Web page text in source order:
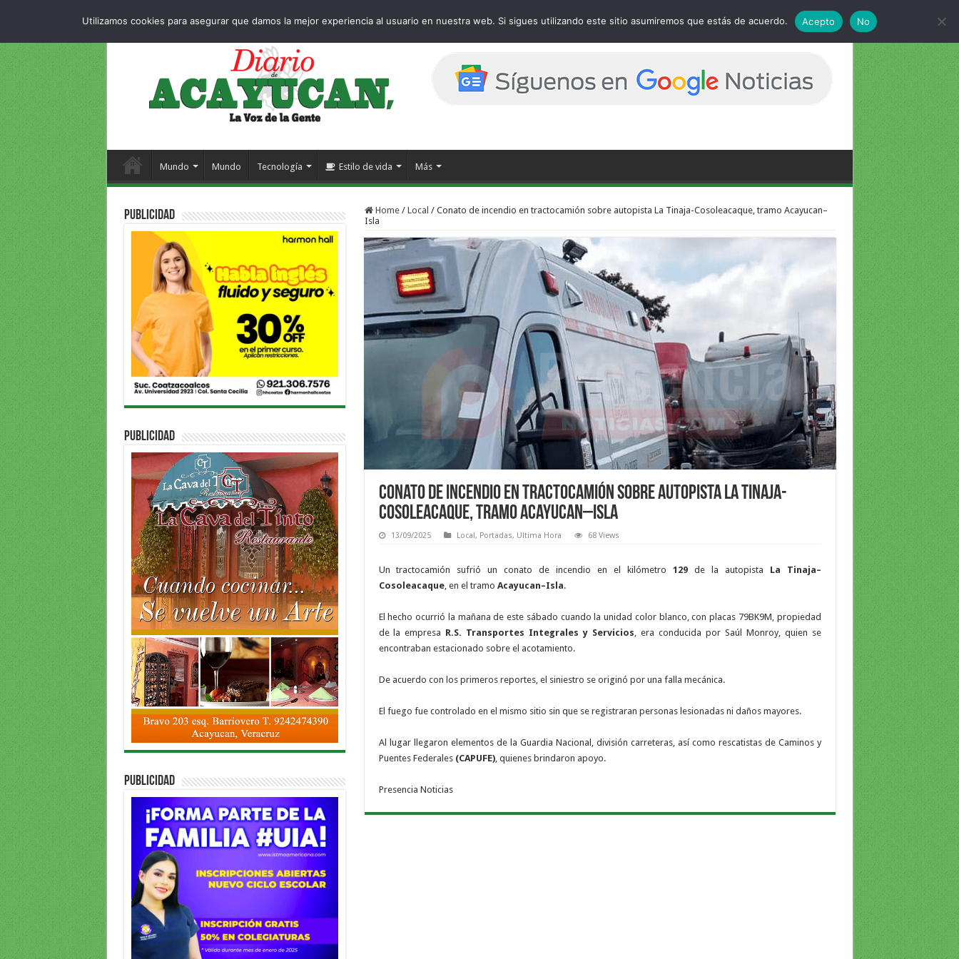
Mundo Mundo Tecnología Estilo de vida Más
Home / Local / Conato de incendio en tractocamión sobre autopista La Tinaja-Cosoleacaque, tramo Acayucan–
Isla
Conato de incendio en tractocamión sobre autopista La Tinaja-
Cosoleacaque, tramo Acayucan–Isla
13/09/2025 Local, Portadas, Ultima Hora 68 Views
Un tractocamión sufrió un conato de incendio en el kilómetro 129de la autopista La Tinaja–
Cosoleacaque, en el tramo Acayucan–Isla.
El hecho ocurrió la mañana de este sábado cuando la unidad color blanco, con placas 79BK9M, propiedad
de la empresa R.S. Transportes Integrales y Servicios , era conducida por Saúl Monroy, quien se
encontraban estacionado sobre el acotamiento.
De acuerdo con los primeros reportes, el siniestro se originó por una falla mecánica.
El fuego fue controlado en el mismo sitio sin que se registraran personas lesionadas ni daños mayores.
Al lugar llegaron elementos de la Guardia Nacional, división carreteras, así como rescatistas de Caminos y
Puentes Federales (CAPUFE), quienes brindaron apoyo.
Presencia Noticias
PUBLICIDAD
PUBLICIDAD
PUBLICIDAD
Utilizamos cookies para asegurar que damos la mejor experiencia al usuario en nuestra web. Si sigues utilizando este sitio asumiremos que estás de acuerdo. Acepto No